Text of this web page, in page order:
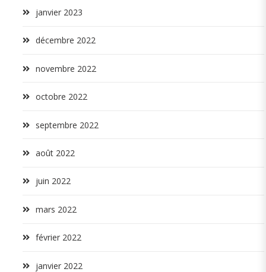
janvier 2023
décembre 2022
novembre 2022
octobre 2022
septembre 2022
août 2022
juin 2022
mars 2022
février 2022
janvier 2022